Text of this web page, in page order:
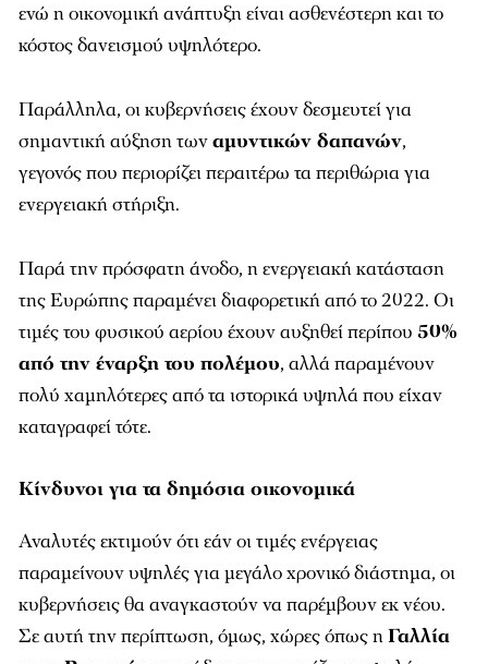
ενώ η οικονομική ανάπτυξη είναι ασθενέστερη και το
κόστος δανεισμού υψηλότερο.
Παράλληλα, οι κυβερνήσεις έχουν δεσμευτεί για
σημαντική αύξηση τωναμυντικών δαπανών,
γεγονός που περιορίζει περαιτέρω τα περιθώρια για
ενεργειακή στήριξη.
Παρά την πρόσφατη άνοδο, η ενεργειακή κατάσταση
της Ευρώπης παραμένει διαφορετική από το 2022. Οι
τιμές του φυσικού αερίου έχουν αυξηθεί περίπου 50%
από την έναρξη του πολέμου, αλλά παραμένουν
πολύ χαμηλότερες από τα ιστορικά υψηλά που είχαν
καταγραφεί τότε.
Κίνδυνοι για τα δημόσια οικονομικά
Αναλυτές εκτιμούν ότι εάν οι τιμές ενέργειας
παραμείνουν υψηλές για μεγάλο χρονικό διάστημα, οι
κυβερνήσεις θα αναγκαστούν να παρέμβουν εκ νέου.
Σε αυτή την περίπτωση, όμως, χώρες όπως ηΓαλλία